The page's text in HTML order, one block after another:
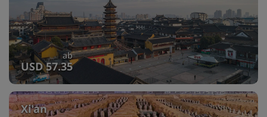
ab
USD 57.35
Xi'an